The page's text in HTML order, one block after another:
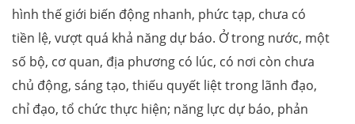
hình thế giới biến động nhanh, phức tạp, chưa có
tiền lệ, vượt quá khả năng dự báo. Ở trong nước, một
số bộ, cơ quan, địa phương có lúc, có nơi còn chưa
chủ động, sáng tạo, thiếu quyết liệt trong lãnh đạo,
chỉ đạo, tổ chức thực hiện; năng lực dự báo, phản